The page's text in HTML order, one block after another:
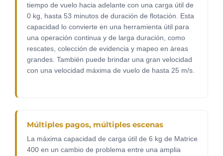
tiempo de vuelo hacia adelante con una carga útil de
0 kg, hasta 53 minutos de duración de flotación. Esta
capacidad lo convierte en una herramienta útil para
una operación continua y de larga duración, como
rescates, colección de evidencia y mapeo en áreas
grandes. También puede brindar una gran velocidad
con una velocidad máxima de vuelo de hasta 25 m/s.
Múltiples pagos, múltiples escenas
La máxima capacidad de carga útil de 6 kg de Matrice
400 en un cambio de problema entre una amplia